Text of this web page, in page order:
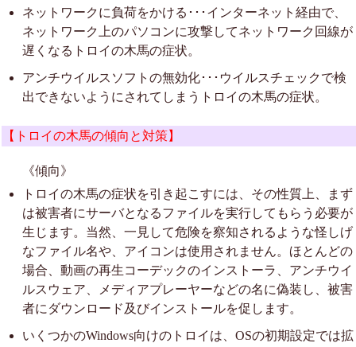
ネットワークに負荷をかける･･･インターネット経由で、
ネットワーク上のパソコンに攻撃してネットワーク回線が
遅くなるトロイの木馬の症状。
アンチウイルスソフトの無効化･･･ウイルスチェックで検
出できないようにされてしまうトロイの木馬の症状。
【トロイの木馬の傾向と対策】
《傾向》
トロイの木馬の症状を引き起こすには、その性質上、まず
は被害者にサーバとなるファイルを実行してもらう必要が
生じます。当然、一見して危険を察知されるような怪しげ
なファイル名や、アイコンは使用されません。ほとんどの
場合、動画の再生コーデックのインストーラ、アンチウイ
ルスウェア、メディアプレーヤーなどの名に偽装し、被害
者にダウンロード及びインストールを促します。
いくつかのWindows向けのトロイは、OSの初期設定では拡